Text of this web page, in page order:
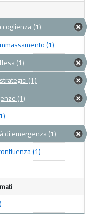
(1)
(1)
(1)
(1)
(1)
di emergenza (1)
(1)